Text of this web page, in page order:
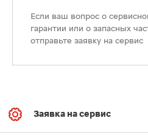
Если ваш вопрос о
гарантии или о запасных
отправьте заявку на сервис
Заявка на сервис